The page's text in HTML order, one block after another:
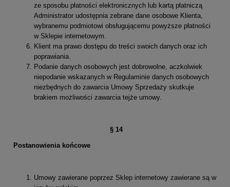
ze sposobu płatności elektronicznych lub kartą płatniczą
Administrator udostępnia zebrane dane osobowe Klienta,
wybranemu podmiotowi obsługującemu powyższe płatności
w Sklepie internetowym.
Klient ma prawo dostępu do treści swoich danych oraz ich
poprawiania.
Podanie danych osobowych jest dobrowolne, aczkolwiek
niepodanie wskazanych w Regulaminie danych osobowych
niezbędnych do zawarcia Umowy Sprzedaży skutkuje
brakiem możliwości zawarcia tejże umowy.
§ 14
Postanowienia końcowe
Umowy zawierane poprzez Sklep internetowy zawierane są w